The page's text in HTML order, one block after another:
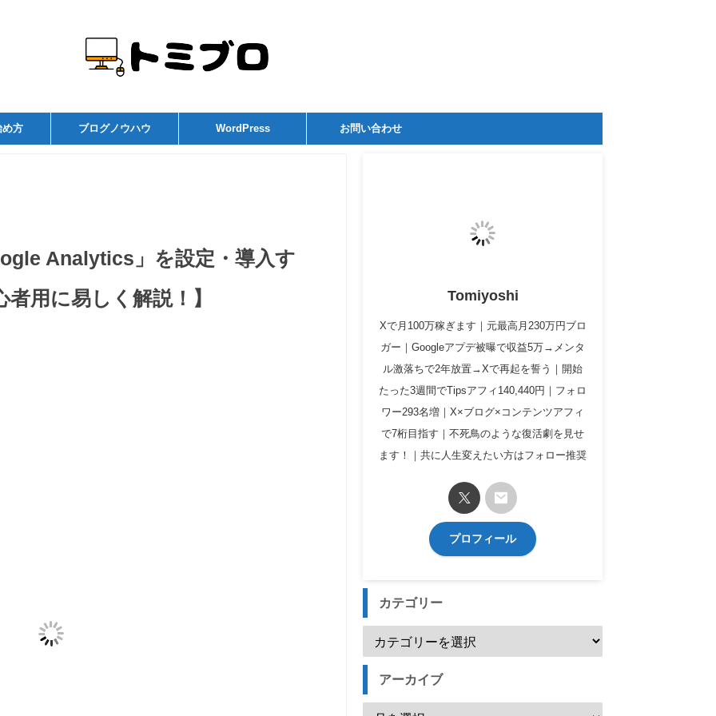
め方 ブログノウハウ WordPress お問い合わせ
Analytics」を設定・導入す
者用に易しく解説！】
Tomiyoshi
Xで月100万稼ぎます｜元最高月230万円ブロ
ガー｜Googleアプデ被曝で収益5万→メンタ
ル激落ちで2年放置→Xで再起を誓う｜開始
たった3週間でTipsアフィ140,440円｜フォロ
ワー293名増｜X×ブログ×コンテンツアフィ
で7桁目指す｜不死鳥のような復活劇を見せ
ます！｜共に人生変えたい方はフォロー推奨
プロフィール
カテゴリー
アーカイブ